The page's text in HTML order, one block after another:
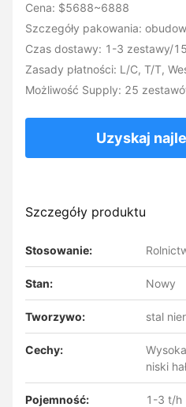
Cena: $5688~6888
Szczegóły pakowania:
Czas dostawy: 1-3 zestawy/
Zasady płatności: L/C, T/T,
Możliwość Supply: 25
Uzyskaj
Szczegóły produktu
Stosowanie:
Stan: Nowy
Tworzywo: stal
Cechy:
niski
Pojemność: 1-3 t/h